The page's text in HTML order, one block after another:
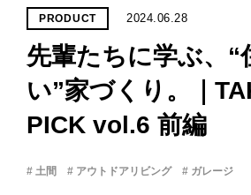
PRODUCT 2024.06.28
先輩たちに学ぶ、“
い”家づくり。｜
PICK vol.6 前編
# 土間 # アウトドアリビング # ガレージ